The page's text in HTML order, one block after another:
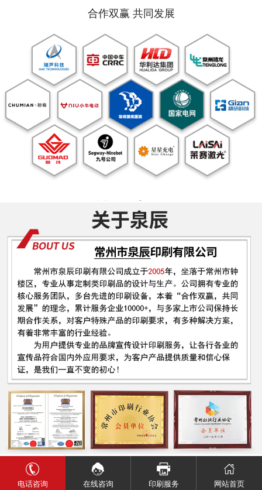
合作双赢 共同发展
电话咨询 在线咨询 印刷服务 网站首页